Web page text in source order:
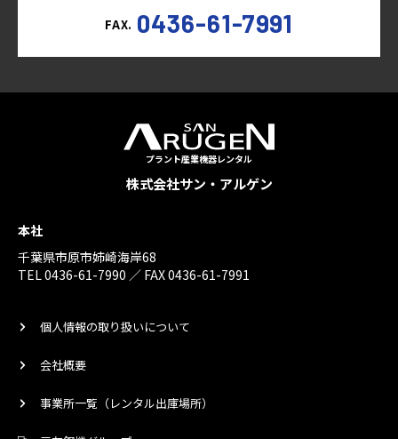
FAX. 0436-61-7991
プラント産業機器レンタル
株式会社サン・アルゲン
本社
千葉県市原市姉崎海岸68
TEL 0436-61-7990 ／ FAX 0436-61-7991
個人情報の取り扱いについて
会社概要
事業所一覧（レンタル出庫場所）